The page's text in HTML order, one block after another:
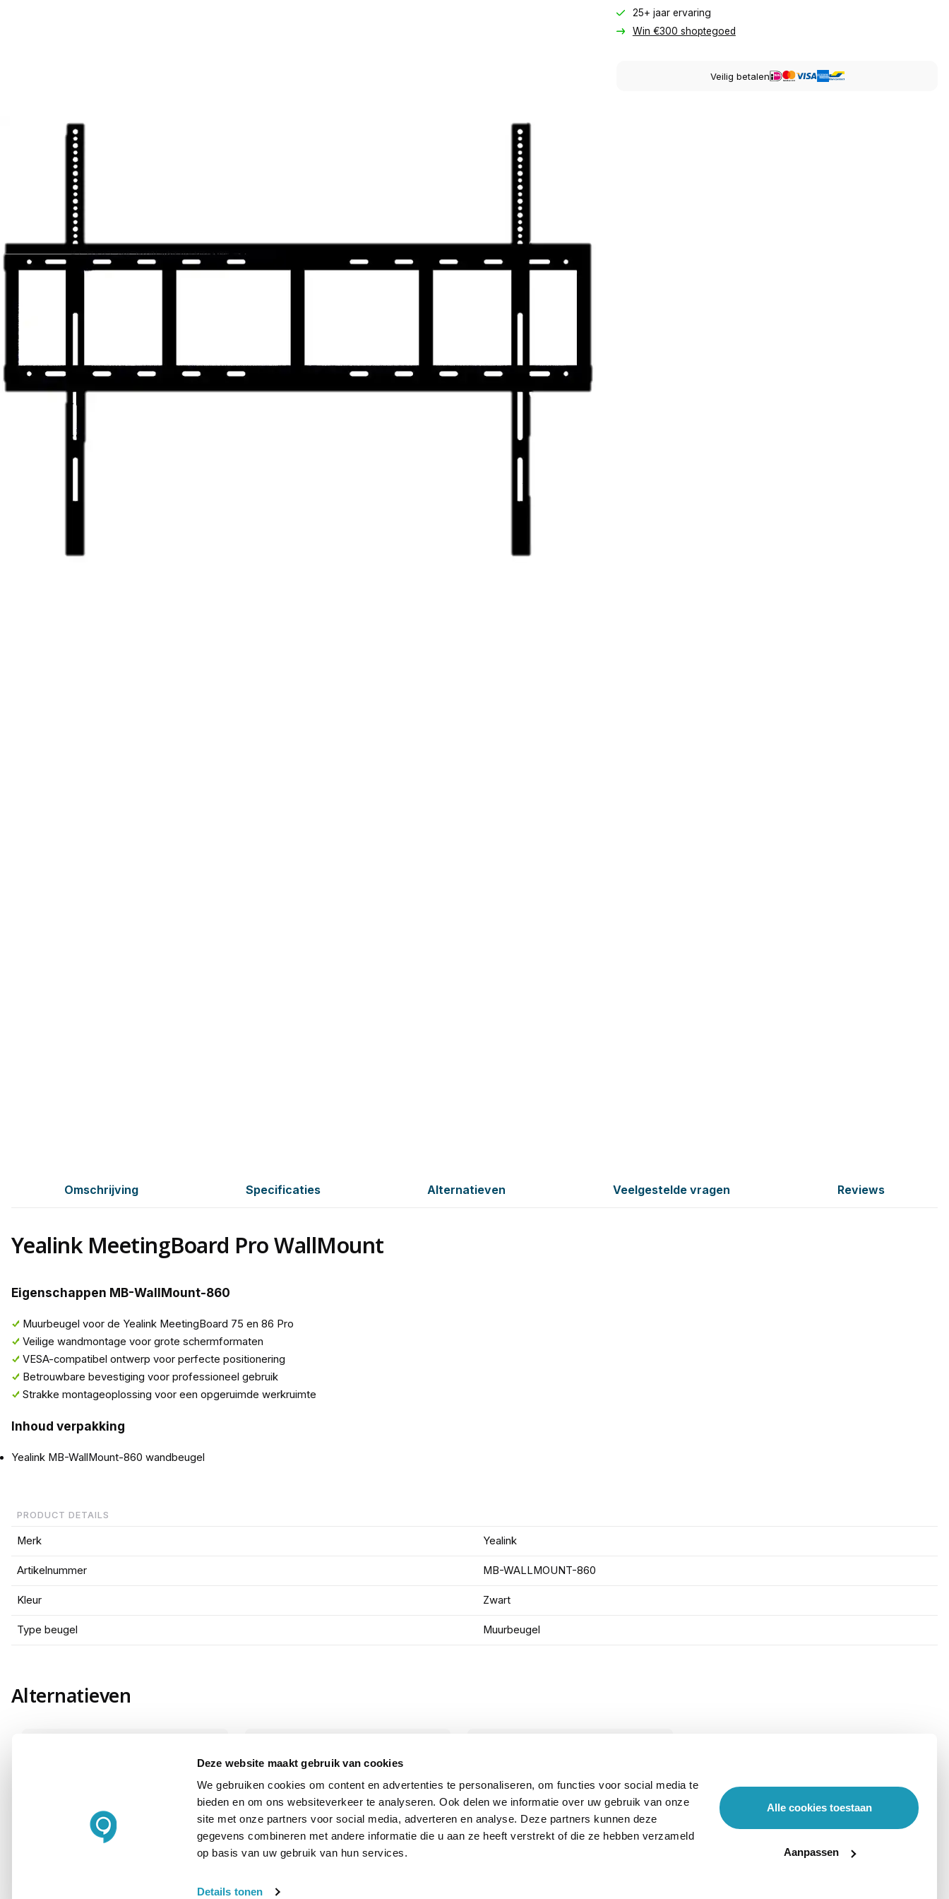
Deze website maakt gebruik van cookies
We gebruiken cookies om content en advertenties te personaliseren, om functies voor social media te
bieden en om ons websiteverkeer te analyseren. Ook delen we informatie over uw gebruik van onze
site met onze partners voor social media, adverteren en analyse. Deze partners kunnen deze
gegevens combineren met andere informatie die u aan ze heeft verstrekt of die ze hebben verzameld
op basis van uw gebruik van hun services.
Details tonen
Alle cookies toestaan
Aanpassen
25+ jaar ervaring
Win €300 shoptegoed
Veilig betalen
Omschrijving Specificaties Alternatieven Veelgestelde vragen Reviews
Yealink MeetingBoard Pro WallMount
Eigenschappen MB-WallMount-860
Muurbeugel voor de Yealink MeetingBoard 75 en 86 Pro
Veilige wandmontage voor grote schermformaten
VESA-compatibel ontwerp voor perfecte positionering
Betrouwbare bevestiging voor professioneel gebruik
Strakke montageoplossing voor een opgeruimde werkruimte
Inhoud verpakking
Yealink MB-WallMount-860 wandbeugel
PRODUCT DETAILS
Merk Yealink
Artikelnummer MB-WALLMOUNT-860
Kleur Zwart
Type beugel Muurbeugel
Alternatieven